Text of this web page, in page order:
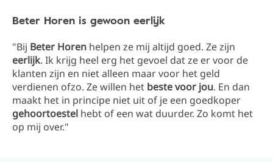
Beter Horen is gewoon eerlijk
"Bij Beter Horen helpen ze mij altijd goed. Ze zijn
eerlijk. Ik krijg heel erg het gevoel dat ze er voor de
klanten zijn en niet alleen maar voor het geld
verdienen ofzo. Ze willen het beste voor jou. En dan
maakt het in principe niet uit of je een goedkoper
gehoortoestel hebt of een wat duurder. Zo komt het
op mij over."